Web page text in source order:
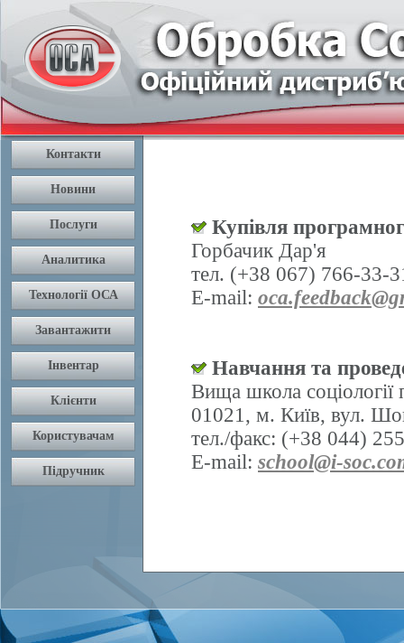
Купівля
Горбачик Дар'я
тел. (+38 067) 766-33-
E-mail:
Навчання та
Вища школа соціології
01021, м. Київ, вул.
тел./факс: (+38 044)
E-mail: school@i-